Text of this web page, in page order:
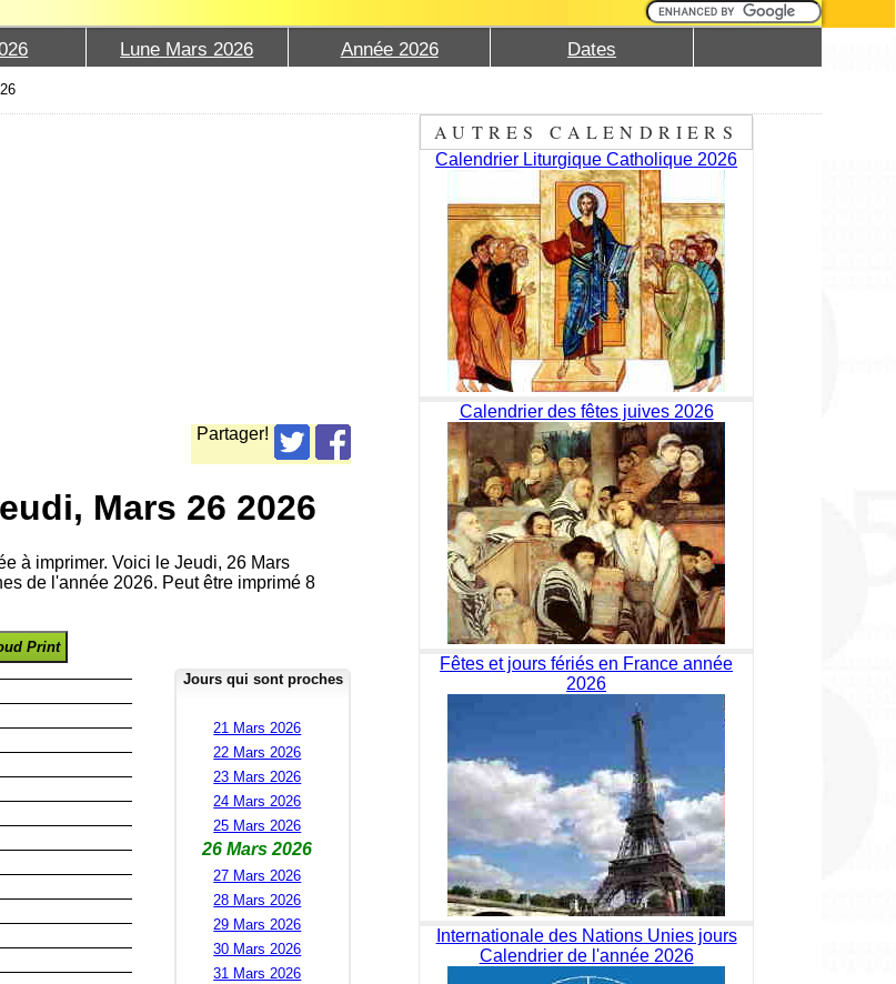
Lune Mars 2026 Année 2026 Dates
Partager!
Mars 26 2026
à imprimer. Voici le Jeudi, 26 Mars
de l'année 2026. Peut être imprimé 8
Print
Jours qui sont proches
21 Mars 2026
22 Mars 2026
23 Mars 2026
24 Mars 2026
25 Mars 2026
26 Mars 2026
27 Mars 2026
28 Mars 2026
29 Mars 2026
30 Mars 2026
31 Mars 2026
AUTRES CALENDRIERS
Calendrier Liturgique Catholique 2026
Calendrier des fêtes juives 2026
Fêtes et jours fériés en France année
2026
Internationale des Nations Unies jours
Calendrier de l'année 2026